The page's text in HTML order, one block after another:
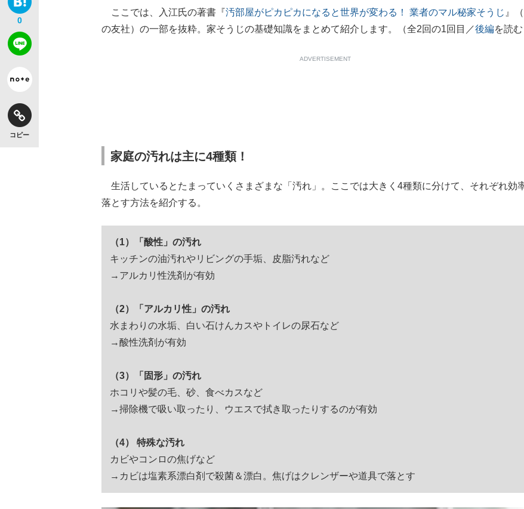
0
コピー
ここでは、入江氏の著書『汚部屋がピカピカになると世界が変わる！ 業者のマル秘家そうじ 』
の友社）の一部を抜粋。家そうじの基礎知識をまとめて紹介します。（全2回の1回目／後編を読む
ADVERTISEMENT
家庭の汚れは主に4種類！
生活しているとたまっていくさまざまな「汚れ」。ここでは大きく4種類に分けて、それぞれ効
落とす方法を紹介する。
（1）「酸性」の汚れ
キッチンの油汚れやリビングの手垢、皮脂汚れなど
→アルカリ性洗剤が有効
（2）「アルカリ性」の汚れ
水まわりの水垢、白い石けんカスやトイレの尿石など
→酸性洗剤が有効
（3）「固形」の汚れ
ホコリや髪の毛、砂、食べカスなど
→掃除機で吸い取ったり、ウエスで拭き取ったりするのが有効
（4） 特殊な汚れ
カビやコンロの焦げなど
→カビは塩素系漂白剤で殺菌＆漂白。焦げはクレンザーや道具で落とす